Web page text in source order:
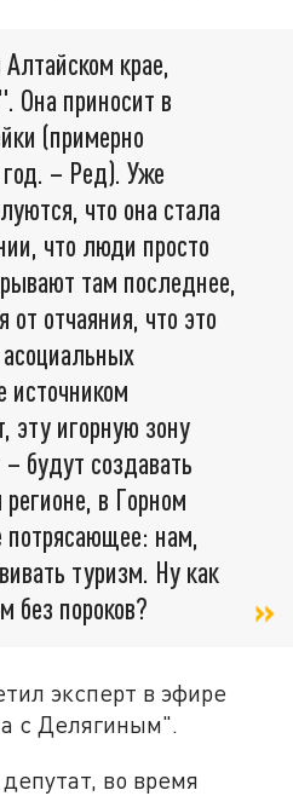
Алтайском крае,
Она приносит в
(примерно
– Ред). Уже
что она стала
что люди просто
там последнее,
отчаяния, что это
источником
эту игорную зону
будут создавать
в Горном
потрясающее: нам,
туризм. Ну как
без пороков?
эксперт в эфире
с Делягиным".
во время